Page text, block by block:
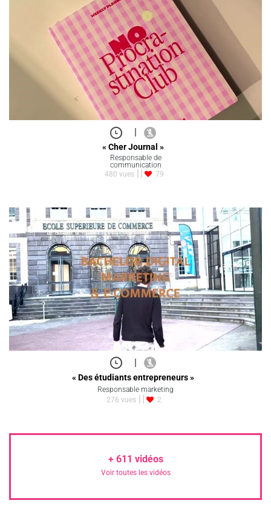
|
« Cher Journal »
Responsable de
communication
480 vues
79
|
« Des étudiants entrepreneurs »
Responsable marketing
276 vues
2
+ 611 vidéos
Voir toutes les vidéos